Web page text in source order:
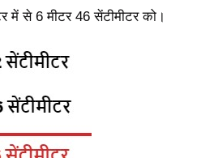
में से 6 मीटर 46 सेंटीमीटर को।